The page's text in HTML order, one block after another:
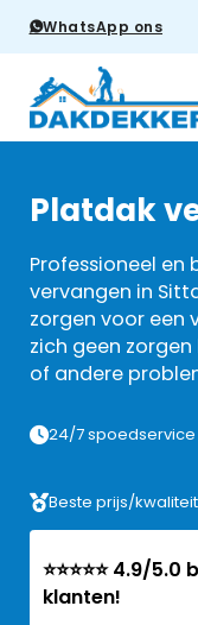
WhatsApp ons
Platdak
Professioneel
vervangen in
zorgen voor een
zich geen
of andere
24/7 spoedservice
Beste prijs/kwaliteit
⭐⭐⭐⭐⭐ 4.9/
klanten!